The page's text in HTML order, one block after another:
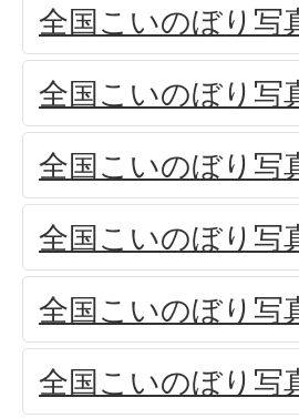
全国こいのぼり写
全国こいのぼり写
全国こいのぼり写
全国こいのぼり写
全国こいのぼり写
全国こいのぼり写